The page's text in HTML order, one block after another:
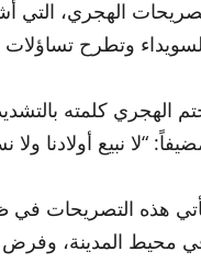
الهجري، التي
وتطرح تساؤلات
الهجري كلمته
“لا نبيع أولادنا
هذه التصريحات في
محيط المدينة،